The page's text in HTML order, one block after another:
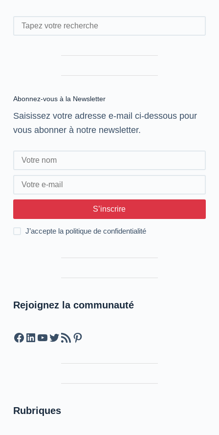
Rechercher
Abonnez-vous à la Newsletter
Saisissez votre adresse e-mail ci-dessous pour
vous abonner à notre newsletter.
S’inscrire
J’accepte la politique de confidentialité
Rejoignez la communauté
Facebook
LinkedIn
YouTube
Twitter
Feed RSSPinterest
Rubriques